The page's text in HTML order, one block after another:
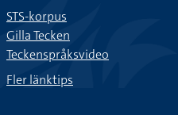
STS-korpus
Gilla Tecken
Teckenspråksvideo
Fler länktips